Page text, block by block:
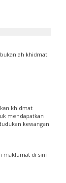
khidmat
khidmat
mendapatkan
kewangan
maklumat di sini